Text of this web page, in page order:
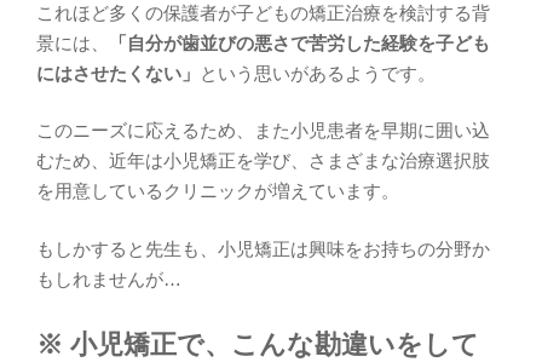
これほど多くの保護者が子どもの矯正治療を検討する背
景には、
「自分が歯並びの悪さで苦労した経験を子ども
にはさせたくない」 という思いがあるようです。
このニーズに応えるため、また小児患者を早期に囲い込
むため、近年は小児矯正を学び、さまざまな治療選択肢
を用意しているクリニックが増えています。
もしかすると先生も、小児矯正は興味をお持ちの分野か
もしれませんが…
※ 小児矯正で、こんな勘違いをして